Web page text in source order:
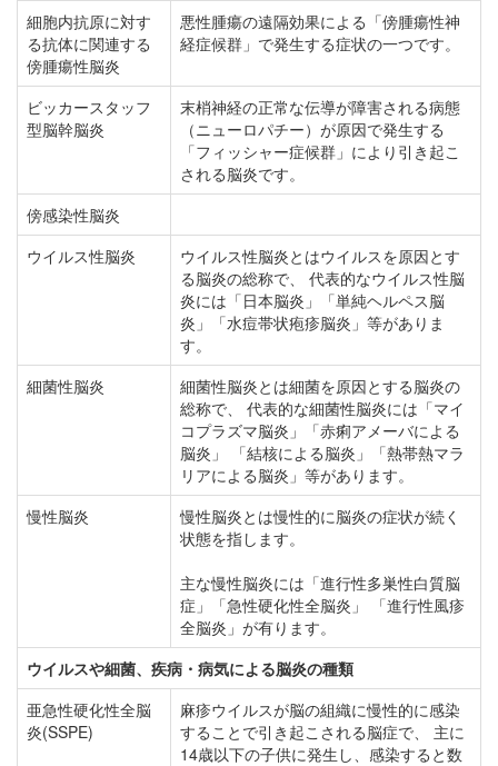
細胞内抗原に対す
る抗体に関連する
傍腫瘍性脳炎
悪性腫瘍の遠隔効果による「傍腫瘍性神
経症候群」で発生する症状の一つです。
ビッカースタッフ
型脳幹脳炎
末梢神経の正常な伝導が障害される病態
（ニューロパチー）が原因で発生する
「フィッシャー症候群」により引き起こ
される脳炎です。
傍感染性脳炎
ウイルス性脳炎
ウイルス性脳炎とはウイルスを原因とす
る脳炎の総称で、 代表的なウイルス性脳
炎には「日本脳炎」「単純ヘルペス脳
炎」「水痘帯状疱疹脳炎」等がありま
す。
細菌性脳炎
細菌性脳炎とは細菌を原因とする脳炎の
総称で、 代表的な細菌性脳炎には「マイ
コプラズマ脳炎」「赤痢アメーバによる
脳炎」 「結核による脳炎」「熱帯熱マラ
リアによる脳炎」等があります。
慢性脳炎
慢性脳炎とは慢性的に脳炎の症状が続く
状態を指します。
主な慢性脳炎には「進行性多巣性白質脳
症」「急性硬化性全脳炎」 「進行性風疹
全脳炎」が有ります。
ウイルスや細菌、疾病・病気による脳炎の種類
亜急性硬化性全脳
炎(SSPE)
麻疹ウイルスが脳の組織に慢性的に感染
することで引き起こされる脳症で、 主に
14歳以下の子供に発生し、感染すると数